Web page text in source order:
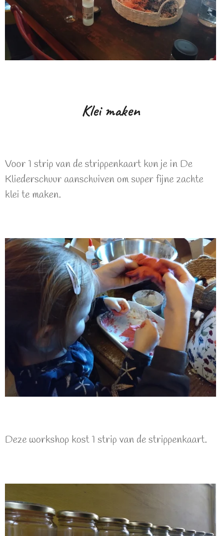
Klei maken
Voor 1 strip van de strippenkaart kun je in De
Kliederschuur aanschuiven om super fijne zachte
klei te maken.
Deze workshop kost 1 strip van de strippenkaart.